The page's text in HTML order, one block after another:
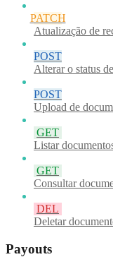
PATCH
Atualização de
POST
Alterar o status
POST
Upload de
GET
Listar
GET
Consultar
DEL
Deletar
Payouts